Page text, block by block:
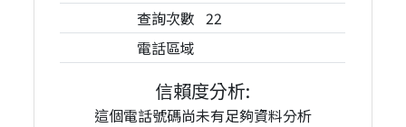
查詢次數 22
電話區域
信賴度分析:
這個電話號碼尚未有足夠資料分析